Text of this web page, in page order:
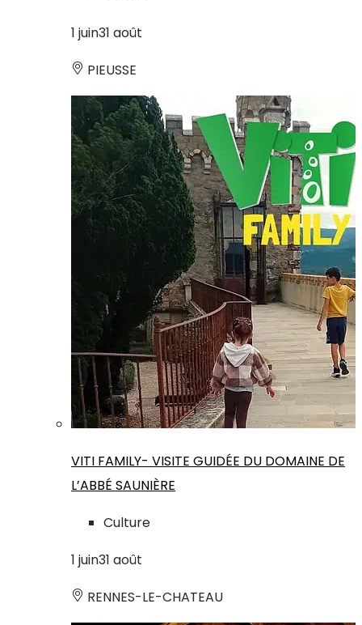
1 juin31 août
PIEUSSE
VITI FAMILY- VISITE GUIDÉE DU DOMAINE DE
L’ABBÉ SAUNIÈRE
Culture
1 juin31 août
RENNES-LE-CHATEAU